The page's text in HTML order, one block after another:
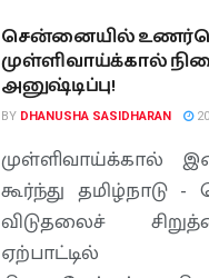
சென்னையில்
முள்ளிவாய்க்கால்
அனுஷ்டிப்பு!
BY DHANUSHA SASIDHARAN
முள்ளிவாய்க்கால்
கூர்ந்து
விடுதலைச்
ஏற்பாட்டில்